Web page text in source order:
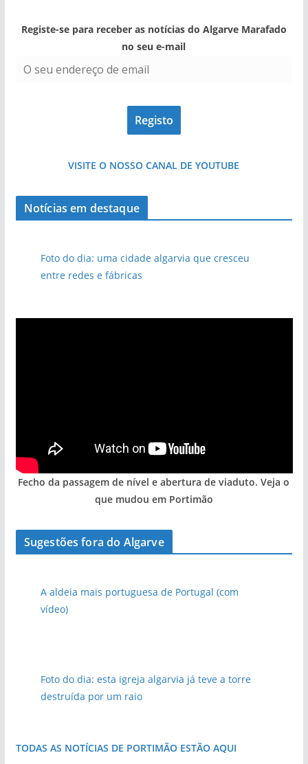
Registe-se para receber as notícias do Algarve Marafado
no seu e-mail
VISITE O NOSSO CANAL DE YOUTUBE
Notícias em destaque
Foto do dia: uma cidade algarvia que cresceu
entre redes e fábricas
Fecho da passagem de nível e abertura de viaduto. Veja o
que mudou em Portimão
Sugestões fora do Algarve
A aldeia mais portuguesa de Portugal (com
vídeo)
Foto do dia: esta igreja algarvia já teve a torre
destruída por um raio
TODAS AS NOTÍCIAS DE PORTIMÃO ESTÃO AQUI